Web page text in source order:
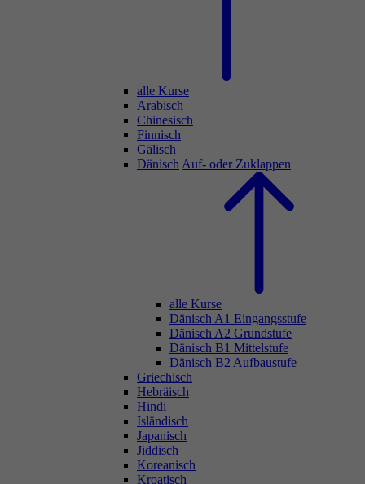
alle Kurse
Arabisch
Chinesisch
Finnisch
Gälisch
Dänisch Auf- oder Zuklappen
alle Kurse
Dänisch A1 Eingangsstufe
Dänisch A2 Grundstufe
Dänisch B1 Mittelstufe
Dänisch B2 Aufbaustufe
Griechisch
Hebräisch
Hindi
Isländisch
Japanisch
Jiddisch
Koreanisch
Kroatisch